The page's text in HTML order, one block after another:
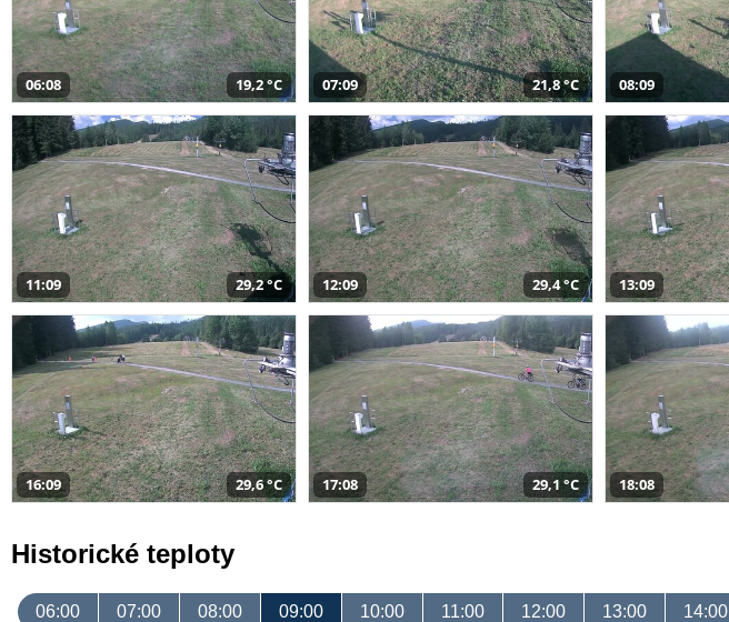
06:08 19,2 °C 07:09 21,8 °C 08:09
11:09 29,2 °C 12:09 29,4 °C 13:09
16:09 29,6 °C 17:08 29,1 °C 18:08
Historické teploty
06:00 07:00 08:00 09:00 10:00 11:00 12:00 13:00 14:00